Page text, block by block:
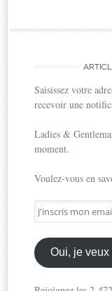
Saisissez votre
recevoir une
Ladies &
moment.
Voulez-vous en
J'inscris
mon
email
ici
Oui, je veux